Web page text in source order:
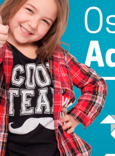
explicou.
no Rio Ferreira: